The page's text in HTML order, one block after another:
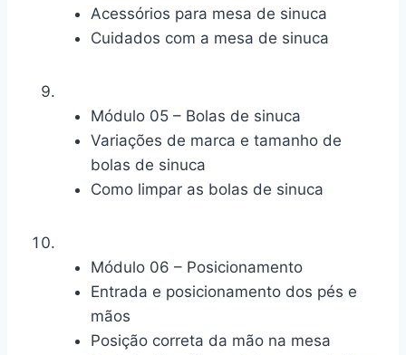
Acessórios para mesa de sinuca
Cuidados com a mesa de sinuca
Módulo 05 – Bolas de sinuca
Variações de marca e tamanho de
bolas de sinuca
Como limpar as bolas de sinuca
Módulo 06 – Posicionamento
Entrada e posicionamento dos pés e
mãos
Posição correta da mão na mesa